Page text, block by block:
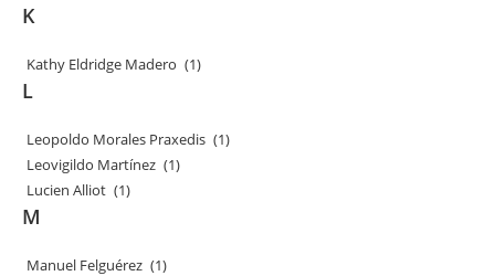
K
Kathy Eldridge Madero (1)
L
Leopoldo Morales Praxedis (1)
Leovigildo Martínez (1)
Lucien Alliot (1)
M
Manuel Felguérez (1)